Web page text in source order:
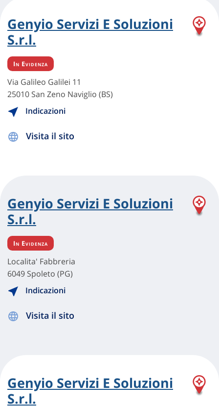
Genyio Servizi E Soluzioni
S.r.l.
In Evidenza
Via Galileo Galilei 11
25010 San Zeno Naviglio (BS)
Indicazioni
Visita il sito
Genyio Servizi E Soluzioni
S.r.l.
In Evidenza
Localita' Fabbreria
6049 Spoleto (PG)
Indicazioni
Visita il sito
Genyio Servizi E Soluzioni
S.r.l.